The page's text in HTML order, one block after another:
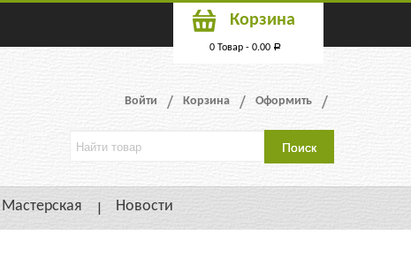
Корзина
0 Товар - 0.00 Р
Войти Корзина Оформить
Мастерская Новости